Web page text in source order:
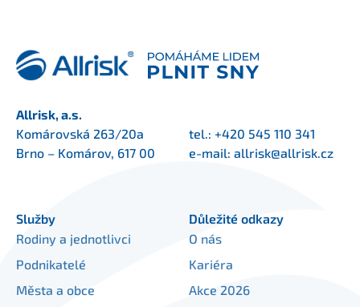
Allrisk, a.s.
Komárovská 263/20a
Brno – Komárov, 617 00
tel.: +420 545 110 341
e-mail: allrisk@allrisk.cz
Služby
Rodiny a jednotlivci
Podnikatelé
Města a obce
Důležité odkazy
O nás
Kariéra
Akce 2026